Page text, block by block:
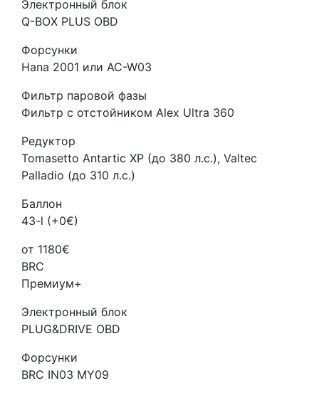
Электронный блок
Q-BOX PLUS OBD
Форсунки
Hana 2001 или AC-W03
Фильтр паровой фазы
Фильтр с отстойником Alex Ultra 360
Редуктор
Tomasetto Antartic XP (до 380 л.с.), Valtec
Palladio (до 310 л.с.)
Баллон
43-l (+0€)
от 1180€
BRC
Премиум+
Электронный блок
PLUG&DRIVE OBD
Форсунки
BRC IN03 MY09